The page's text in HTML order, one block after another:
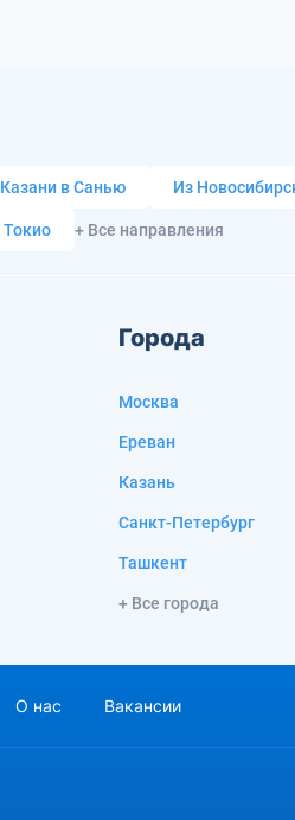
в Санью Из
Токио + Все направления
Города
Москва
Ереван
Казань
Санкт-Петербург
Ташкент
+ Все города
О нас Вакансии